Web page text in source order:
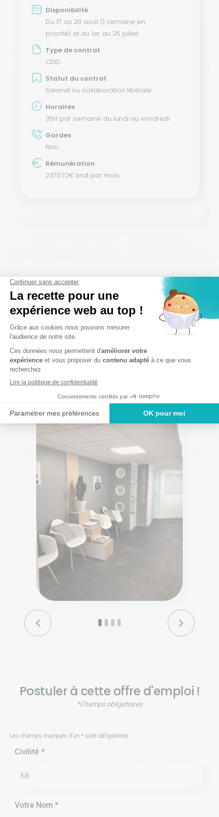
Disponibilité
Du 17 au 20 août (1 semaine en
priorité) et du 1er au 25 juillet
Type de contrat
CDD
Statut du contrat
Salariat ou collaboration libérale
Horaires
35H par semaine du lundi au vendredi
Gardes
Non
Rémunération
2370.72€ brut par mois
La clinique en images
Postuler à cette offre d'emploi !
*Champs obligatoires
Les champs marqués d’un * sont obligatoires
Civilité *
Votre Nom *